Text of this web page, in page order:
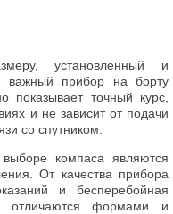
установленный и
важный прибор на борту
показывает точный курс,
и не зависит от подачи
со спутником.
компаса являются
От качества прибора
и бесперебойная
отличаются формами и